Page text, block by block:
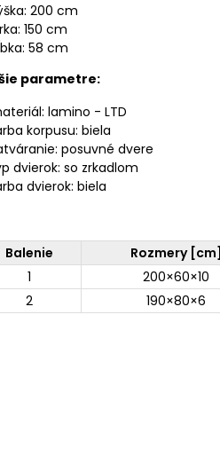
200 cm
150 cm
58 cm
parametre:
lamino - LTD
korpusu: biela
posuvné dvere
dvierok: so zrkadlom
dvierok: biela
Balenie Rozmery [cm]
1
200×60×10
2
190×80×6